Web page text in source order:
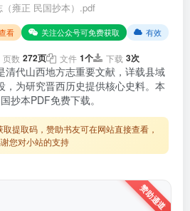
（雍正 民国抄本）.pdf
看 关注公众号可免费获取 有效
页数 272页 文件 1个 下载 3次
清代山西地方志重要文献，详载县域
，为研究晋西历史提供核心史料。本
抄本PDF免费下载。
提取码，赞助书友可在网站直接查看，
您对小站的支持